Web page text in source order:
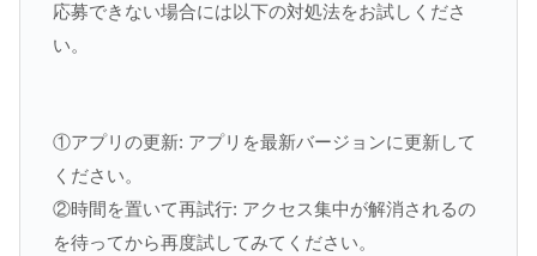
応募できない場合には以下の対処法をお試しくださ
い。
①アプリの更新: アプリを最新バージョンに更新して
ください。
②時間を置いて再試行: アクセス集中が解消されるの
を待ってから再度試してみてください。